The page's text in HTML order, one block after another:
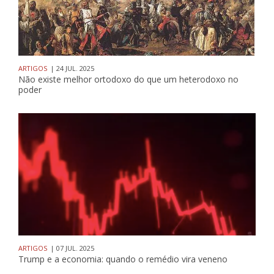
ARTIGOS | 24 JUL. 2025
Não existe melhor ortodoxo do que um heterodoxo no
poder
ARTIGOS | 07 JUL. 2025
Trump e a economia: quando o remédio vira veneno